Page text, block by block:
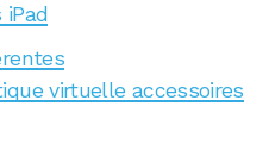
iPad
virtuelle accessoires